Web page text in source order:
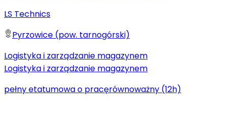
LS Technics
Pyrzowice (pow. tarnogórski)
Logistyka i zarządzanie magazynem
Logistyka i zarządzanie magazynem
pełny etatumowa o pracęrównoważny (12h)